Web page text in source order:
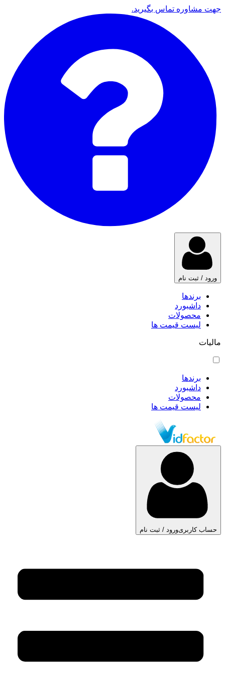
جهت مشاوره تماس بگیرید.
ورود / ثبت نام
برندها
داشبورد
محصولات
لیست قیمت ها
مالیات
برندها
داشبورد
محصولات
لیست قیمت ها
حساب کاربریورود / ثبت نام